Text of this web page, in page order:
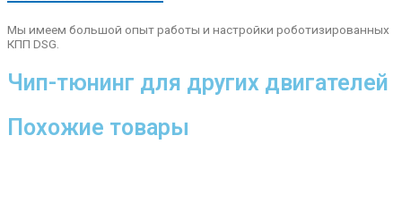
Мы имеем большой опыт работы и настройки роботизированных
КПП DSG.
Чип-тюнинг для других двигателей
Похожие товары